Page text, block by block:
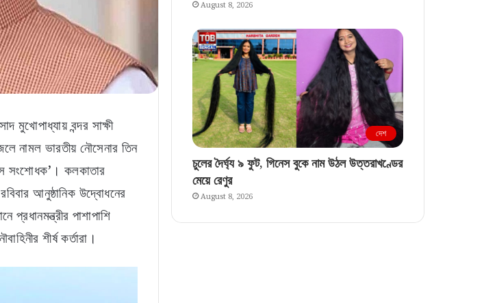
মুখোপাধ্যায় বন্দর সাক্ষী
নামল ভারতীয় নৌসেনার তিন
সংশোধক’। কলকাতার
আনুষ্ঠানিক উদ্বোধনের
পাশাপাশি
শীর্ষ কর্তারা।
August 8, 2026
দেশ
চুলের দৈর্ঘ্য ৯ ফুট, গিনেস বুকে নাম উঠল উত্তরাখণ্ডের
মেয়ে রেণুর
August 8, 2026